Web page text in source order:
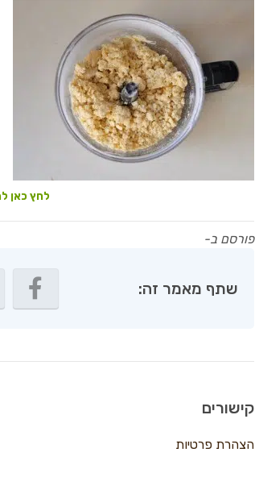
לחץ כאן
פורסם ב-
שתף מאמר זה:
קישורים
הצהרת פרטיות